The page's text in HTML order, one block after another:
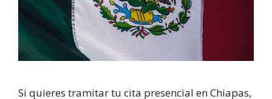
Si quieres tramitar tu cita presencial en Chiapas,